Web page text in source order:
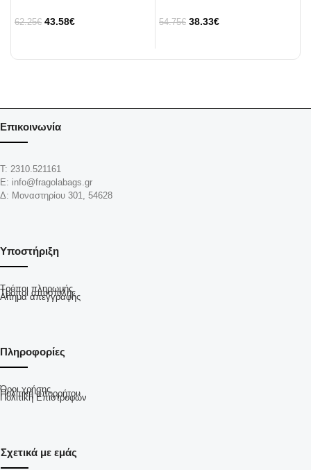
62.25€ 43.58€ 54.75€ 38.33€
Σχετικά με εμάς
Πληροφορίες
Όροι χρήσης
Πολιτική απορρήτου
Πολιτική Επιστροφών
Υποστήριξη
Τρόποι πληρωμής
Τρόποι αποστολής
Αίτημα απεγγραφής
Επικοινωνία
Τ: 2310.521161
Ε: info@fragolabags.gr
Δ: Μοναστηρίου 301, 54628